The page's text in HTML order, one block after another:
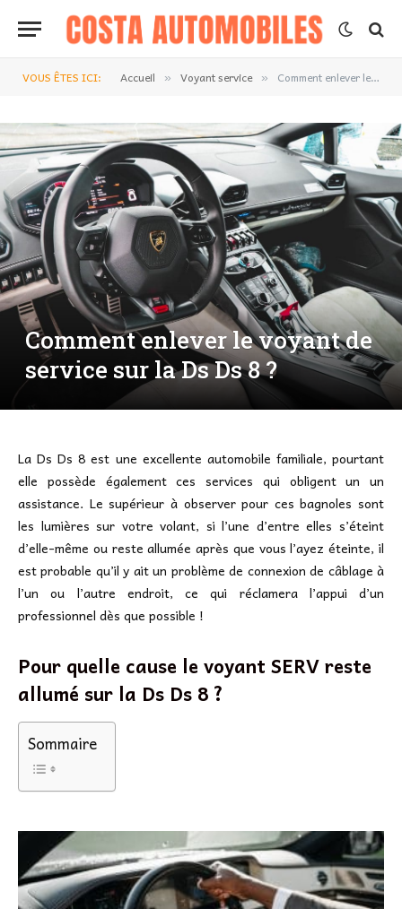
VOUS ÊTES ICI: Accueil » Voyant service » Comment enlever le voyant de service sur la Ds Ds 8 ?
Comment enlever le voyant de
service sur la Ds Ds 8 ?
La Ds Ds 8 est une excellente automobile familiale, pourtant
elle possède également ces services qui obligent un un
assistance. Le supérieur à observer pour ces bagnoles sont
les lumières sur votre volant, si l’une d’entre elles s’éteint
d’elle-même ou reste allumée après que vous l’ayez éteinte, il
est probable qu’il y ait un problème de connexion de câblage à
l’un ou l’autre endroit, ce qui réclamera l’appui d’un
professionnel dès que possible !
Pour quelle cause le voyant SERV reste
allumé sur la Ds Ds 8 ?
Sommaire